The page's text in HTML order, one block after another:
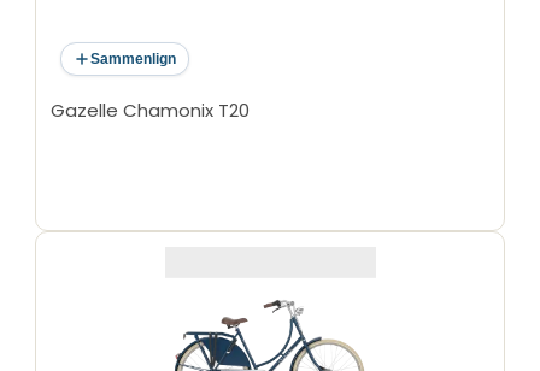
Sammenlign
Gazelle Chamonix T20